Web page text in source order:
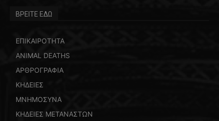
ΒΡΕΙΤΕ ΕΔΩ
ΕΠΙΚΑΙΡΟΤΗΤΑ
ANIMAL DEATHS
ΑΡΘΡΟΓΡΑΦΙΑ
ΚΗΔΕΙΕΣ
ΜΝΗΜΟΣΥΝΑ
ΚΗΔΕΙΕΣ ΜΕΤΑΝΑΣΤΩΝ